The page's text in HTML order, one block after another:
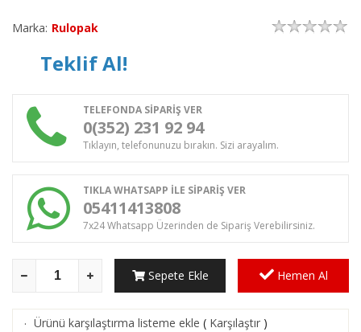
Marka: Rulopak
Teklif Al!
TELEFONDA SİPARİŞ VER
0(352) 231 92 94
Tıklayın, telefonunuzu bırakın. Sizi arayalım.
TIKLA WHATSAPP İLE SİPARİŞ VER
05411413808
7x24 Whatsapp Üzerinden de Sipariş Verebilirsiniz.
Sepete Ekle Hemen Al
· Ürünü karşılaştırma listeme ekle ( Karşılaştır )